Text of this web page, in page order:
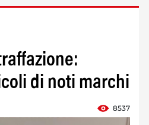
di noti marchi
8537